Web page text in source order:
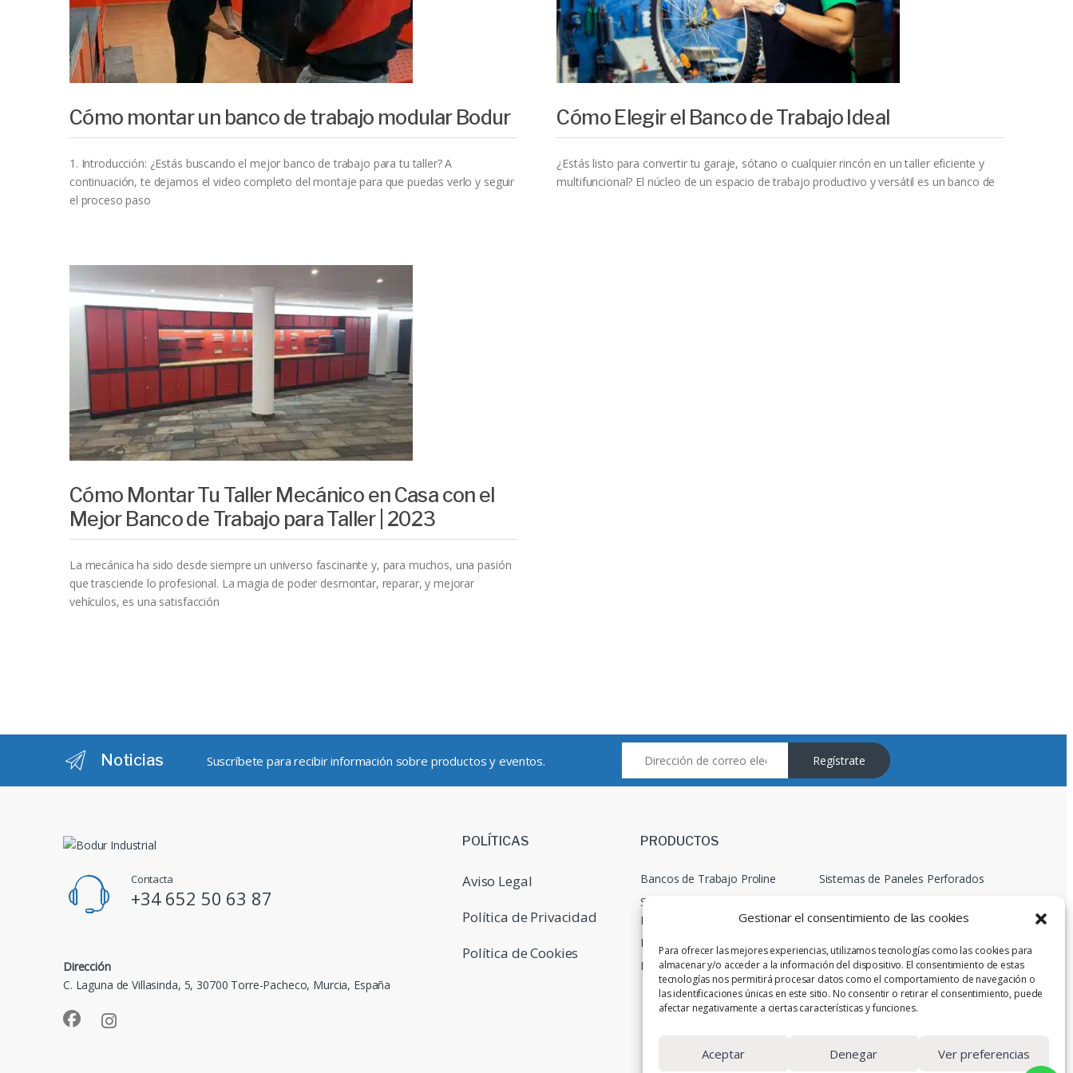
Gestionar el consentimiento de las cookies
Para ofrecer las mejores experiencias, utilizamos tecnologías como las cookies para
almacenar y/o acceder a la información del dispositivo. El consentimiento de estas
tecnologías nos permitirá procesar datos como el comportamiento de navegación o
las identificaciones únicas en este sitio. No consentir o retirar el consentimiento, puede
afectar negativamente a ciertas características y funciones.
Aceptar Denegar Ver preferencias
Cómo montar un banco de trabajo modular Bodur
1. Introducción: ¿Estás buscando el mejor banco de trabajo para tu taller? A
continuación, te dejamos el video completo del montaje para que puedas verlo y seguir
el proceso paso
Cómo Elegir el Banco de Trabajo Ideal
¿Estás listo para convertir tu garaje, sótano o cualquier rincón en un taller eficiente y
multifuncional? El núcleo de un espacio de trabajo productivo y versátil es un banco de
Cómo Montar Tu Taller Mecánico en Casa con el
Mejor Banco de Trabajo para Taller | 2023
La mecánica ha sido desde siempre un universo fascinante y, para muchos, una pasión
que trasciende lo profesional. La magia de poder desmontar, reparar, y mejorar
vehículos, es una satisfacción
Noticias Suscríbete para recibir información sobre productos y eventos. Regístrate
Contacta
+34 652 50 63 87
Dirección
C. Laguna de Villasinda, 5, 30700 Torre-Pacheco, Murcia, España
POLÍTICAS
Aviso Legal
Política de Privacidad
Política de Cookies
PRODUCTOS
Bancos de Trabajo Proline
Serie de Bancos de Trabajo
Moduline
Estaciones de Trabajo Eléctricas
Mesas de Embalaje Industrial
Sistemas de Paneles Perforados
Herramientas
Armarios de Almacenamiento
Industrial